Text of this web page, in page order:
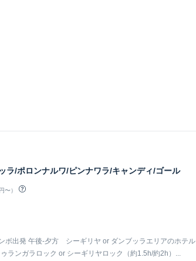
ラ/ポロンナルワ/ピンナワラ/キャンディ/ゴール
〜）
ボ出発 午後-夕方 シーギリヤ or ダンブッラエリアのホテル
ンガラロック or シーギリヤロック（約1.5h/約2h）...